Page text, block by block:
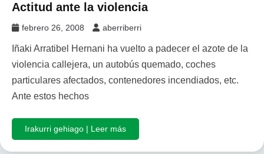
Actitud ante la violencia
febrero 26, 2008 aberriberri
Iñaki Arratibel Hernani ha vuelto a padecer el azote de la
violencia callejera, un autobús quemado, coches
particulares afectados, contenedores incendiados, etc.
Ante estos hechos
Irakurri gehiago | Leer más